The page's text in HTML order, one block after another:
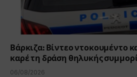
Βάρκιζα: Βίντεο ντοκουμέντο
καρέ τη δράση θηλυκής
06/08/2026